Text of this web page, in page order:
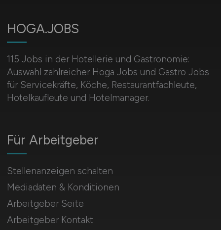
HOGA.JOBS
115 Jobs in der Hotellerie und Gastronomie:
Auswahl zahlreicher Hoga Jobs und Gastro Jobs
für Servicekräfte, Köche, Restaurantfachleute,
Hotelkaufleute und Hotelmanager.
Für Arbeitgeber
Stellenanzeigen schalten
Mediadaten & Konditionen
Arbeitgeber Seite
Arbeitgeber Kontakt